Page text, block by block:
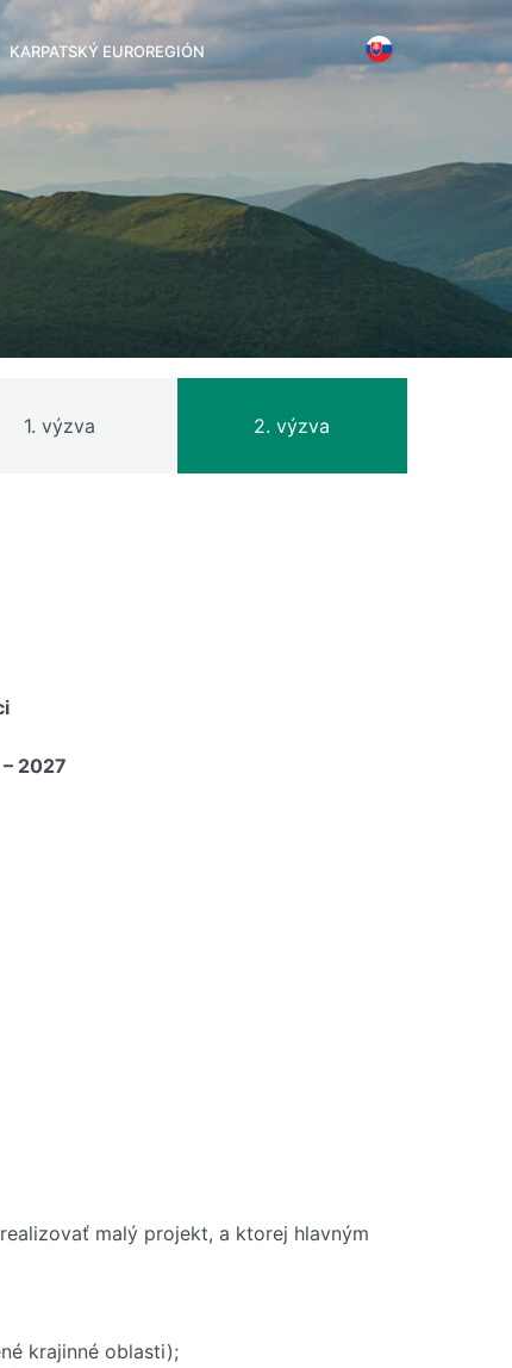
KARPATSKÝ EUROREGIÓN
1. výzva 2. výzva
2027
malý projekt, a ktorej hlavným
krajinné oblasti);